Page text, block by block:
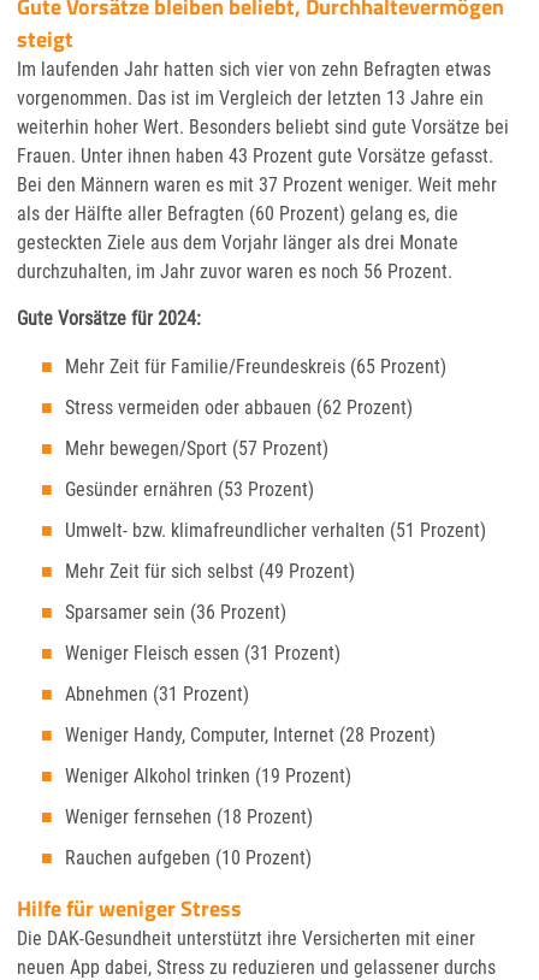
steigt
Im laufenden Jahr hatten sich vier von zehn Befragten etwas
vorgenommen. Das ist im Vergleich der letzten 13 Jahre ein
weiterhin hoher Wert. Besonders beliebt sind gute Vorsätze bei
Frauen. Unter ihnen haben 43 Prozent gute Vorsätze gefasst.
Bei den Männern waren es mit 37 Prozent weniger. Weit mehr
als der Hälfte aller Befragten (60 Prozent) gelang es, die
gesteckten Ziele aus dem Vorjahr länger als drei Monate
durchzuhalten, im Jahr zuvor waren es noch 56 Prozent.
Gute Vorsätze für 2024:
Mehr Zeit für Familie/Freundeskreis (65 Prozent)
Stress vermeiden oder abbauen (62 Prozent)
Mehr bewegen/Sport (57 Prozent)
Gesünder ernähren (53 Prozent)
Umwelt- bzw. klimafreundlicher verhalten (51 Prozent)
Mehr Zeit für sich selbst (49 Prozent)
Sparsamer sein (36 Prozent)
Weniger Fleisch essen (31 Prozent)
Abnehmen (31 Prozent)
Weniger Handy, Computer, Internet (28 Prozent)
Weniger Alkohol trinken (19 Prozent)
Weniger fernsehen (18 Prozent)
Rauchen aufgeben (10 Prozent)
Hilfe für weniger Stress
Die DAK-Gesundheit unterstützt ihre Versicherten mit einer
neuen App dabei, Stress zu reduzieren und gelassener durchs